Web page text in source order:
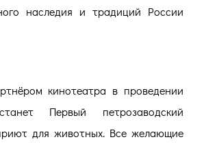
наследия и традиций России
кинотеатра в проведении
Первый петрозаводский
для животных. Все желающие